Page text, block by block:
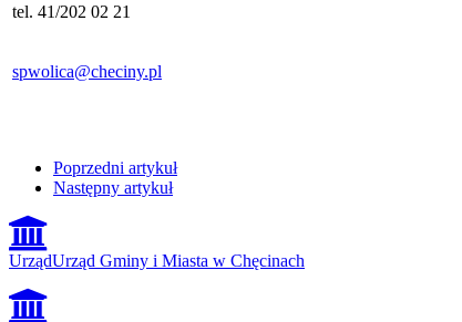
tel. 41/202 02 21
spwolica@checiny.pl
Poprzedni artykuł
Następny artykuł
UrządUrząd Gminy i Miasta w Chęcinach